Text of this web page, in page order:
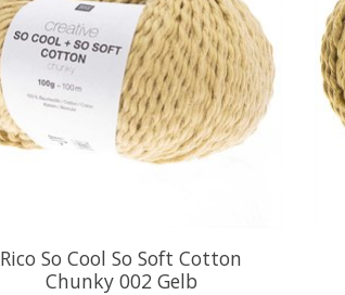
Rico So Cool So Soft Cotton
Chunky 002 Gelb